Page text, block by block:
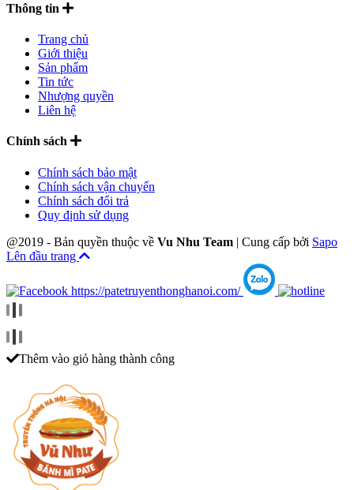
Thông tin
Trang chủ
Giới thiệu
Sản phẩm
Tin tức
Nhượng quyền
Liên hệ
Chính sách
Chính sách bảo mật
Chính sách vận chuyển
Chính sách đổi trả
Quy định sử dụng
@2019 - Bản quyền thuộc về Vu Nhu Team | Cung cấp bởi Sapo
Lên đầu trang
Thêm vào giỏ hàng thành công